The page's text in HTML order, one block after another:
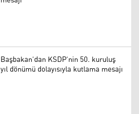
Başbakan’dan KSDP’nin 50. kuruluş
yıl dönümü dolayısıyla kutlama mesajı